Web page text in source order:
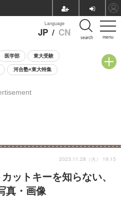
menu
Language
JP / CN search
医学部 東大受験
河合塾×東大特集
説明会・相談会
ットキーを知らない、
真・画像
2023.11.28（火） 19:15